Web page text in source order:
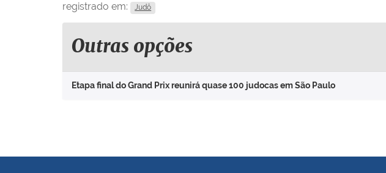
registrado em: Judô
Outras opções
Etapa final do Grand Prix reunirá quase 100 judocas em São Paulo